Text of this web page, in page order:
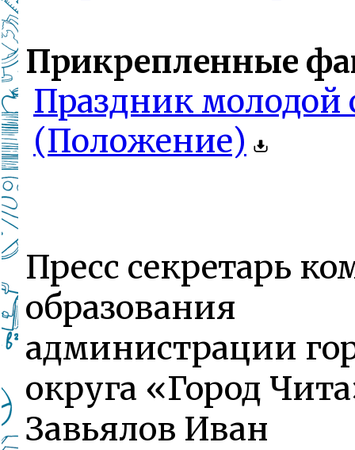
Прикрепленные
Праздник молодой
(Положение)
Пресс секретарь
образования
администрации
округа «Город
Завьялов Иван